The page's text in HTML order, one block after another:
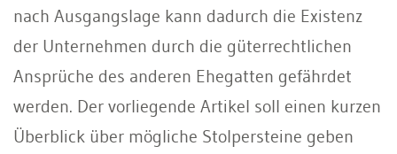
nach Ausgangslage kann dadurch die Existenz
der Unternehmen durch die güterrechtlichen
Ansprüche des anderen Ehegatten gefährdet
werden. Der vorliegende Artikel soll einen kurzen
Überblick über mögliche Stolpersteine geben